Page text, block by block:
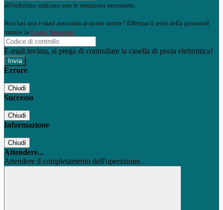
all'indirizzo indicato con le istruzioni necessarie.
Non hai una e-mail associata al nome utente? Effettua il reset della password
tramite la Login Spaggiari
E-mail inviata, si prega di controllare la casella di posta elettronica!
Errore
Chiudi
Successo
Chiudi
Informazione
Chiudi
Attendere...
Attendere il completamento dell'operazione...